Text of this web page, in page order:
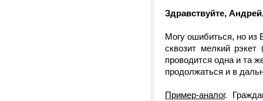
Здравствуйте,
Могу ошибиться, но из
сквозит мелкий
проводится одна и та
продолжаться и в
Пример-аналог.